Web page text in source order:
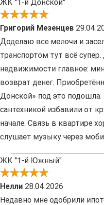
ЖК "1-й Донской"
Григорий Мезенцев
Доделаю все мелочи и
транспортом тут всё
недвижимости главное:
возврат денег.
Донской» под это
сантехникой избавили от
начале. Связь в квартире
слушает музыку через
ЖК "1-й Южный"
Нелли 28.04.2026
Недавно мне одобрили